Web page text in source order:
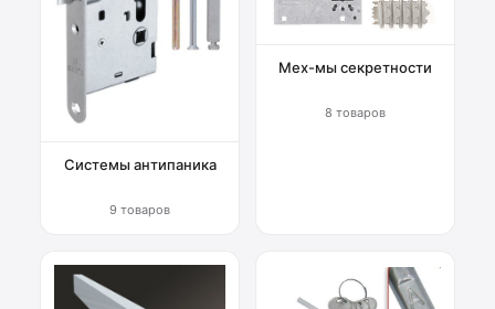
Системы антипаника
9 товаров
Мех-мы секретности
8 товаров